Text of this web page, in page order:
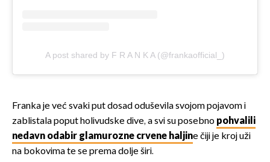
A post shared by F R A N K A (@frankaofficial_)
Franka je već svaki put dosad oduševila svojom pojavom i
zablistala poput holivudske dive, a svi su posebno pohvalili
nedavn odabir glamurozne crvene haljine čiji je kroj uži
na bokovima te se prema dolje širi.